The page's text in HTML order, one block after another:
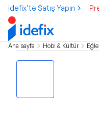
idefix’te Satış Yapın
Ana sayfa Hobi & Kültür